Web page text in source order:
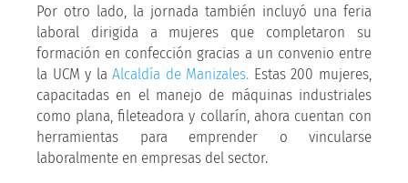
Por otro lado, la jornada también incluyó una feria
laboral dirigida a mujeres que completaron su
formación en confección gracias a un convenio entre
la UCM y laAlcaldía de Manizales. Estas 200 mujeres,
capacitadas en el manejo de máquinas industriales
como plana, fileteadora y collarín, ahora cuentan con
herramientas para emprender o vincularse
laboralmente en empresas del sector.